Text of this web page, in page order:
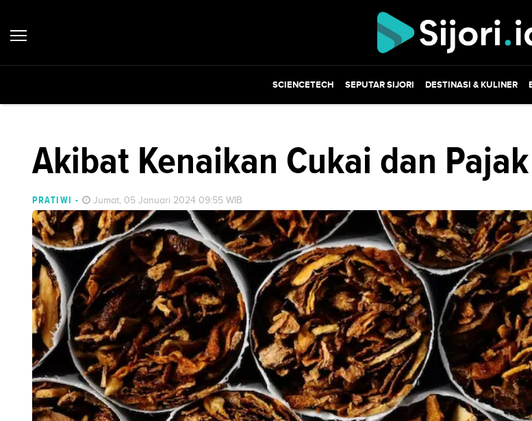
SCIENCETECH SEPUTAR SIJORI DESTINASI & KULINER
Akibat Kenaikan Cukai dan
PRATIWI - Jumat, 05 Januari 2024 09:55 WIB